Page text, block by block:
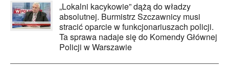
„Lokalni kacykowie” dążą do władzy
absolutnej. Burmistrz Szczawnicy musi
stracić oparcie w funkcjonariuszach policji.
Ta sprawa nadaje się do Komendy Głównej
Policji w Warszawie